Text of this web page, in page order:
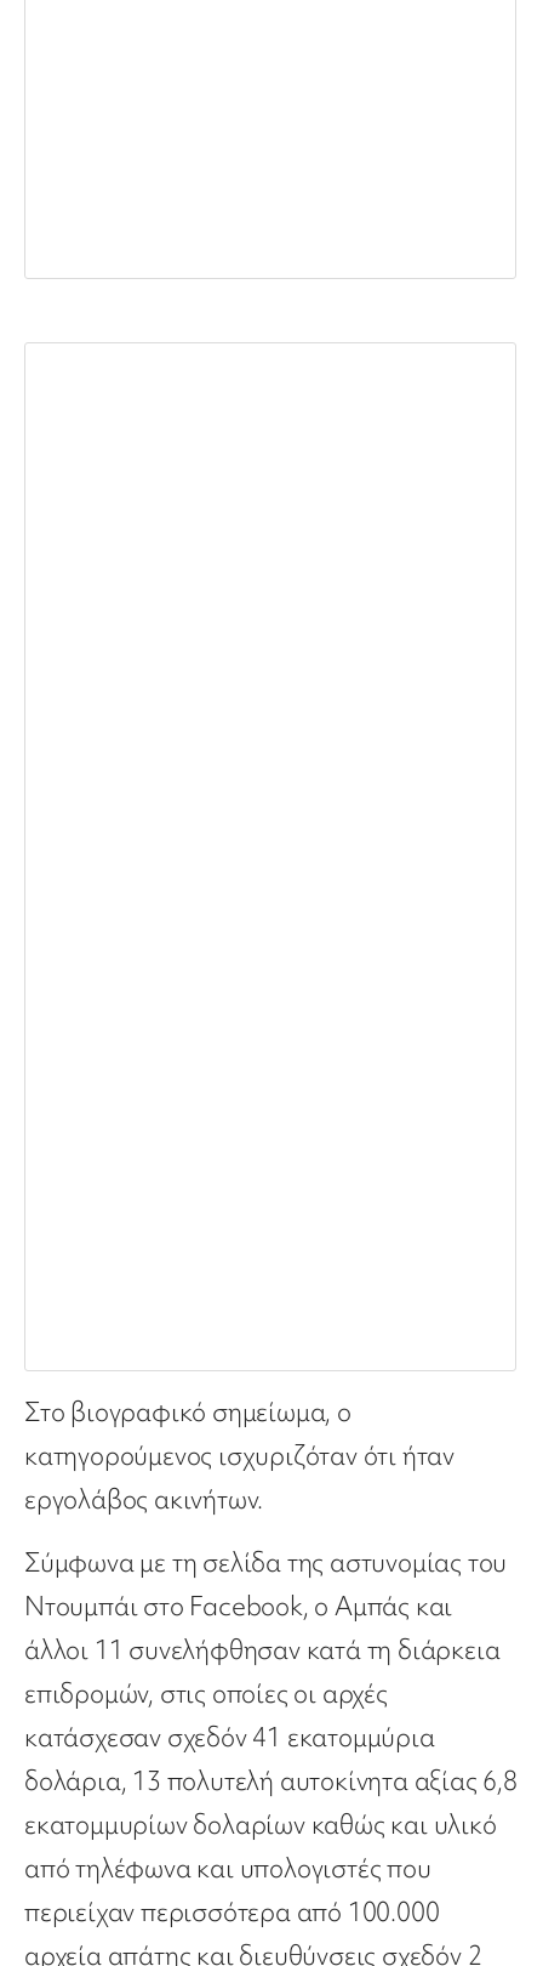
Στο βιογραφικό σημείωμα, ο
κατηγορούμενος ισχυριζόταν ότι ήταν
εργολάβος ακινήτων.
Σύμφωνα με τη σελίδα της αστυνομίας του
Ντουμπάι στο Facebook, ο Αμπάς και
άλλοι 11 συνελήφθησαν κατά τη διάρκεια
επιδρομών, στις οποίες οι αρχές
κατάσχεσαν σχεδόν 41 εκατομμύρια
δολάρια, 13 πολυτελή αυτοκίνητα αξίας 6,8
εκατομμυρίων δολαρίων καθώς και υλικό
από τηλέφωνα και υπολογιστές που
περιείχαν περισσότερα από 100.000
αρχεία απάτης και διευθύνσεις σχεδόν 2